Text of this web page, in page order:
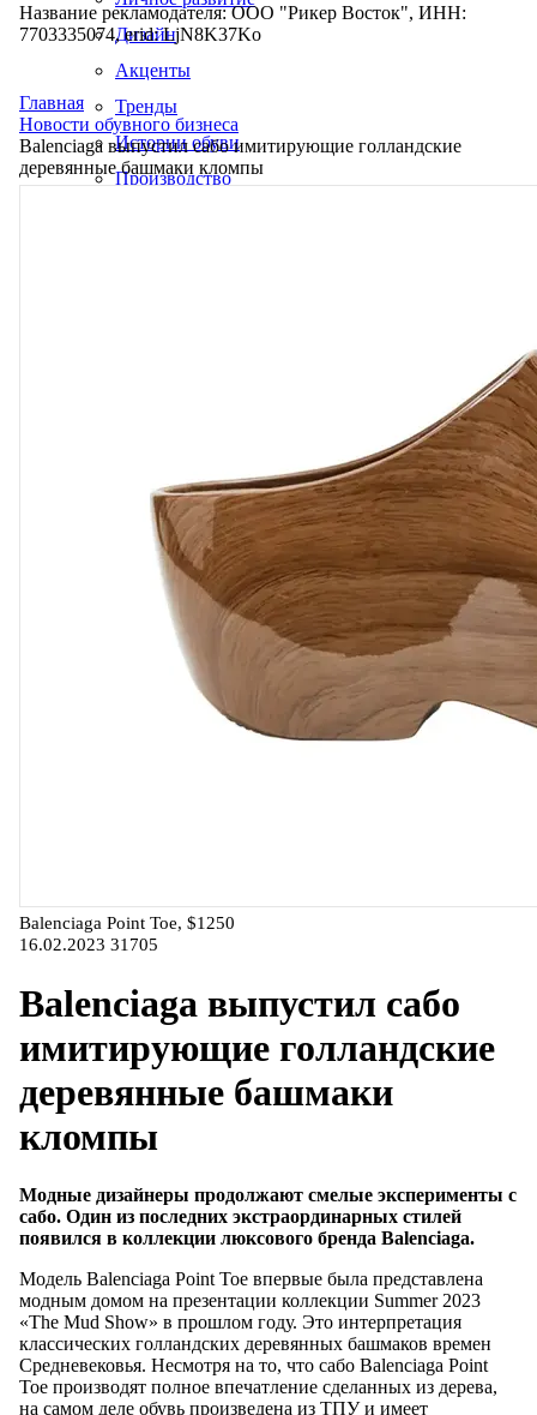
Дизайн
Акценты
Тренды
Истории обуви
Производство
Название рекламодателя: ООО "Рикер Восток", ИНН:
7703335074, erid: LjN8K37Ko
Главная
Новости обувного бизнеса
Balenciaga выпустил сабо имитирующие голландские
деревянные башмаки кломпы
Balenciaga Point Toe, $1250
16.02.2023 31705
Balenciaga выпустил сабо
имитирующие голландские
деревянные башмаки
кломпы
Модные дизайнеры продолжают смелые эксперименты с
сабо. Один из последних экстраординарных стилей
появился в коллекции люксового бренда Balenciaga.
Модель Balenciaga Point Toe впервые была представлена
модным домом на презентации коллекции Summer 2023
«The Mud Show» в прошлом году. Это интерпретация
классических голландских деревянных башмаков времен
Средневековья. Несмотря на то, что сабо Balenciaga Point
Toe производят полное впечатление сделанных из дерева,
на самом деле обувь произведена из ТПУ и имеет